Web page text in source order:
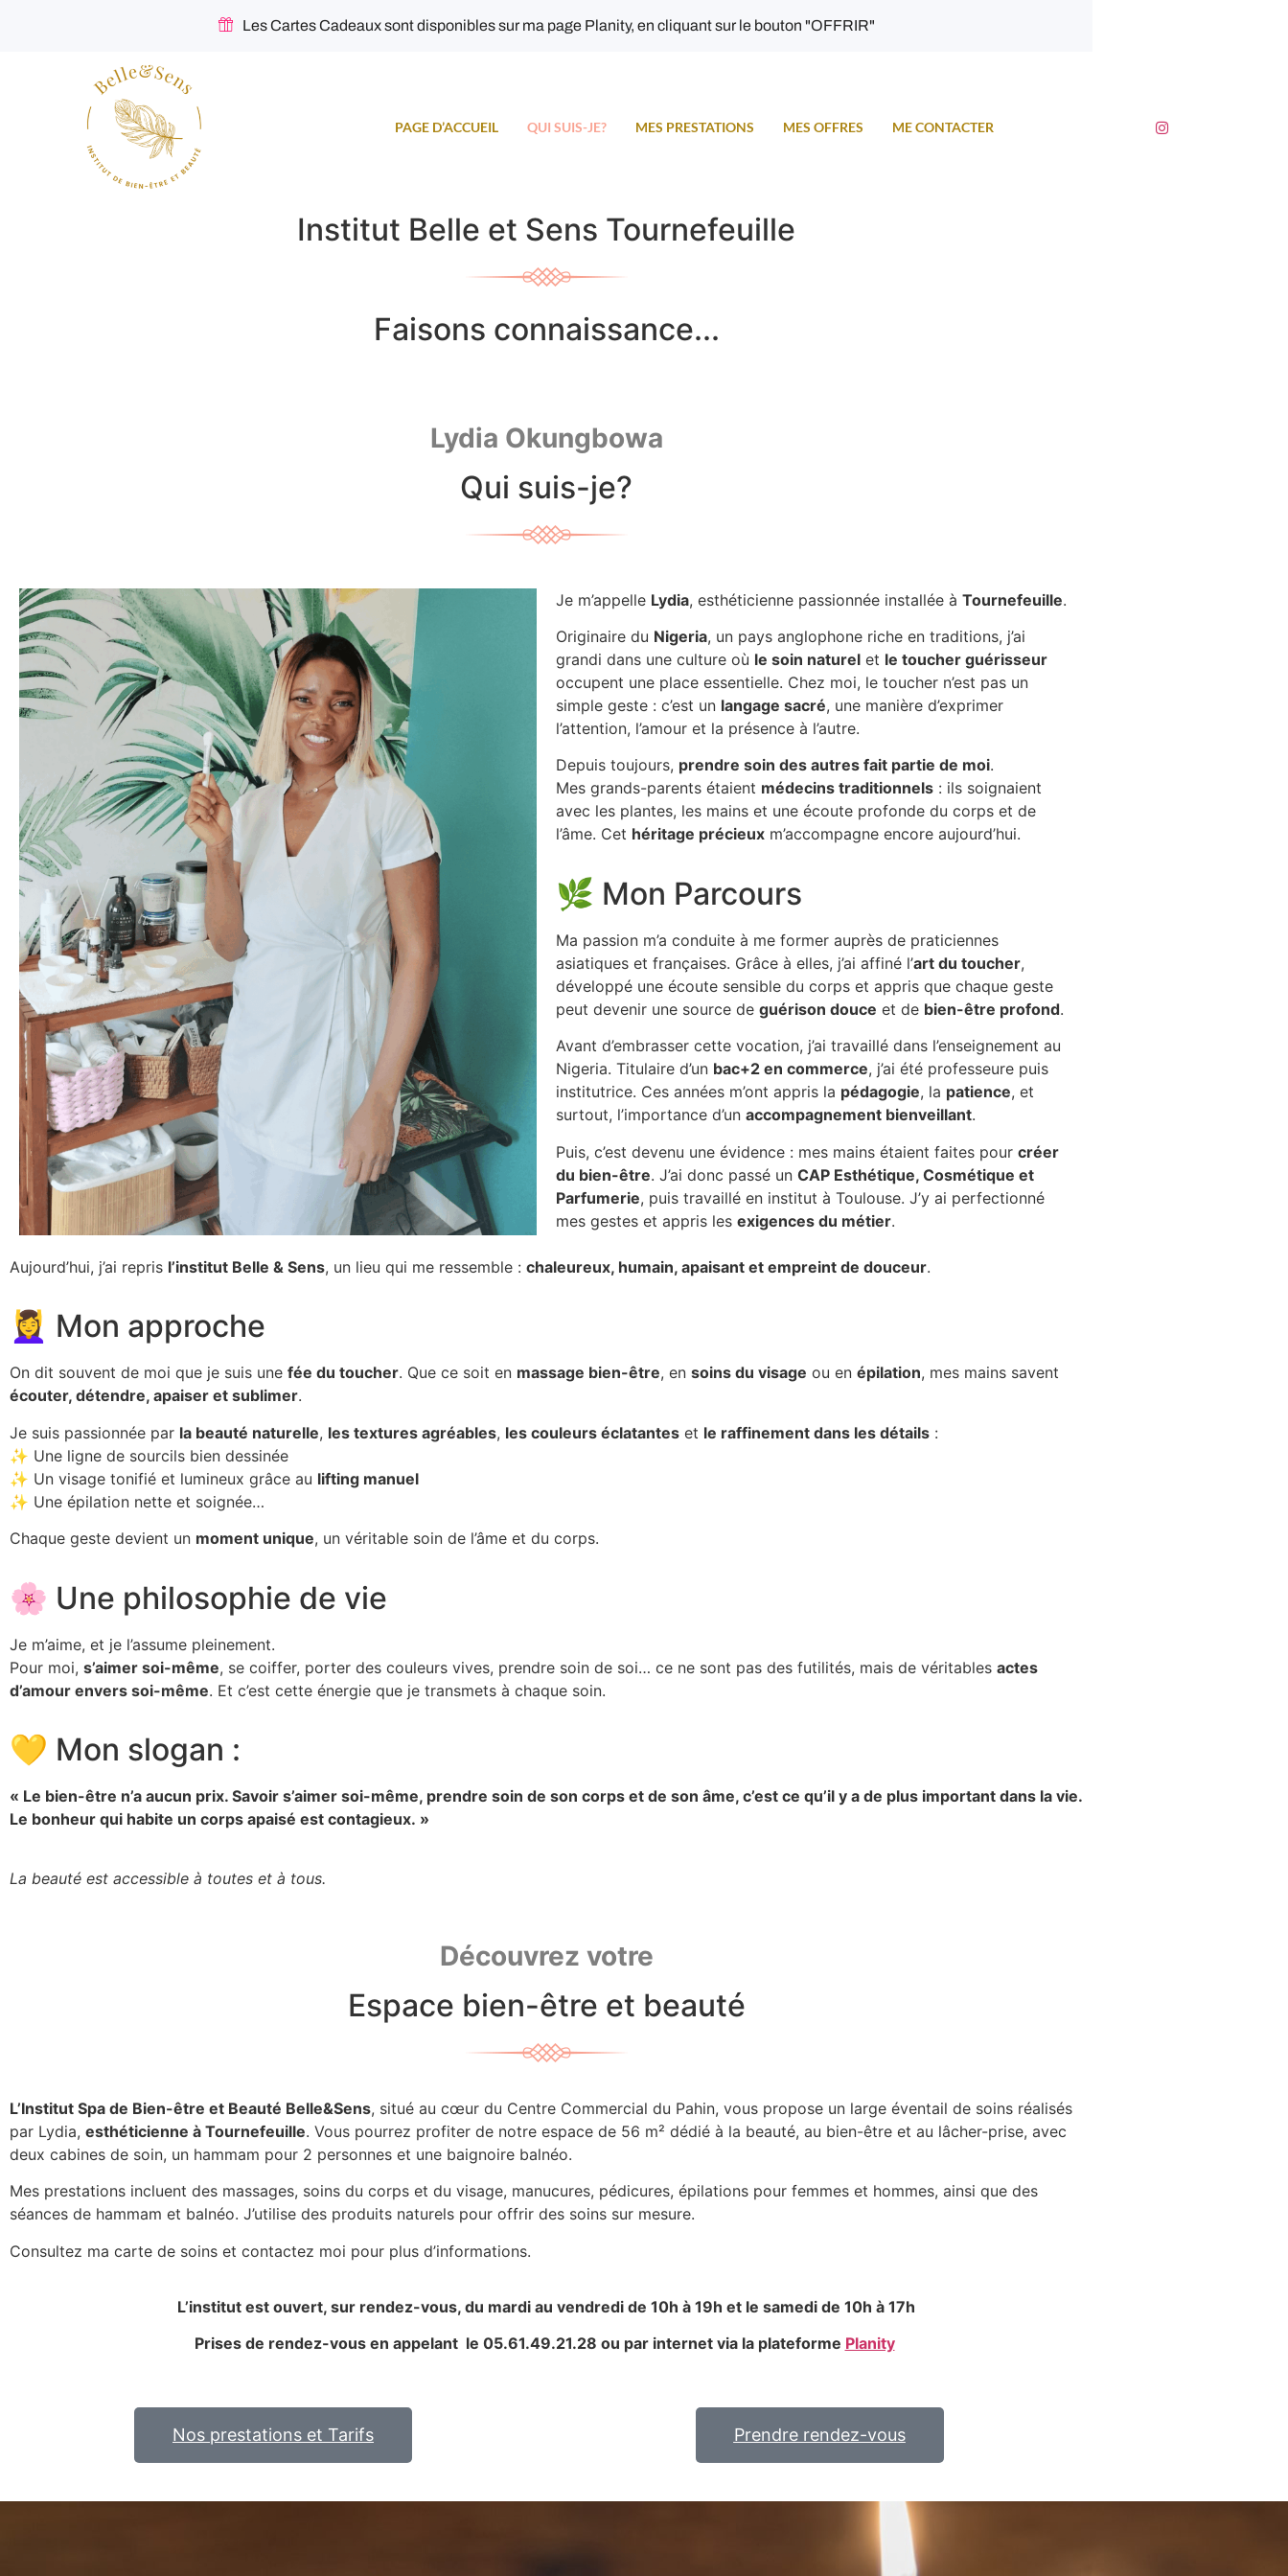
Les Cartes Cadeaux sont disponibles sur ma page Planity, en cliquant sur le bouton "OFFRIR"
PAGE D’ACCUEIL QUI SUIS-JE? MES PRESTATIONS MES OFFRES ME CONTACTER
Institut Belle et Sens Tournefeuille
Faisons connaissance...
Lydia Okungbowa
Qui suis-je?
Je m’appelle Lydia, esthéticienne passionnée installée à Tournefeuille.
Originaire du Nigeria, un pays anglophone riche en traditions, j’ai
grandi dans une culture où le soin naturel et le toucher guérisseur
occupent une place essentielle. Chez moi, le toucher n’est pas un
simple geste : c’est un langage sacré, une manière d’exprimer
l’attention, l’amour et la présence à l’autre.
Depuis toujours, prendre soin des autres fait partie de moi.
Mes grands-parents étaient médecins traditionnels : ils soignaient
avec les plantes, les mains et une écoute profonde du corps et de
l’âme. Cet héritage précieux m’accompagne encore aujourd’hui.
🌿 Mon Parcours
Ma passion m’a conduite à me former auprès de praticiennes
asiatiques et françaises. Grâce à elles, j’ai affiné l’art du toucher,
développé une écoute sensible du corps et appris que chaque geste
peut devenir une source de guérison douce et de bien-être profond.
Avant d’embrasser cette vocation, j’ai travaillé dans l’enseignement au
Nigeria. Titulaire d’un bac+2 en commerce, j’ai été professeure puis
institutrice. Ces années m’ont appris la pédagogie, la patience, et
surtout, l’importance d’un accompagnement bienveillant.
Puis, c’est devenu une évidence : mes mains étaient faites pour créer
du bien-être. J’ai donc passé un CAP Esthétique, Cosmétique et
Parfumerie, puis travaillé en institut à Toulouse. J’y ai perfectionné
mes gestes et appris les exigences du métier.
Aujourd’hui, j’ai repris l’institut Belle & Sens, un lieu qui me ressemble : chaleureux, humain, apaisant et empreint de douceur.
💆‍♀️ Mon approche
On dit souvent de moi que je suis une fée du toucher. Que ce soit en massage bien-être, en soins du visage ou en épilation, mes mains savent
écouter, détendre, apaiser et sublimer.
Je suis passionnée par la beauté naturelle, les textures agréables, les couleurs éclatantes et le raffinement dans les détails :
✨ Une ligne de sourcils bien dessinée
✨ Un visage tonifié et lumineux grâce au lifting manuel
✨ Une épilation nette et soignée…
Chaque geste devient un moment unique, un véritable soin de l’âme et du corps.
🌸 Une philosophie de vie
Je m’aime, et je l’assume pleinement.
Pour moi, s’aimer soi-même, se coiffer, porter des couleurs vives, prendre soin de soi… ce ne sont pas des futilités, mais de véritables actes
d’amour envers soi-même. Et c’est cette énergie que je transmets à chaque soin.
💛 Mon slogan :
« Le bien-être n’a aucun prix. Savoir s’aimer soi-même, prendre soin de son corps et de son âme, c’est ce qu’il y a de plus important dans la vie.
Le bonheur qui habite un corps apaisé est contagieux. »
La beauté est accessible à toutes et à tous.
Découvrez votre
Espace bien-être et beauté
L’Institut Spa de Bien-être et Beauté Belle&Sens, situé au cœur du Centre Commercial du Pahin, vous propose un large éventail de soins réalisés
par Lydia, esthéticienne à Tournefeuille. Vous pourrez profiter de notre espace de 56 m² dédié à la beauté, au bien-être et au lâcher-prise, avec
deux cabines de soin, un hammam pour 2 personnes et une baignoire balnéo.
Mes prestations incluent des massages, soins du corps et du visage, manucures, pédicures, épilations pour femmes et hommes, ainsi que des
séances de hammam et balnéo. J’utilise des produits naturels pour offrir des soins sur mesure.
Consultez ma carte de soins et contactez moi pour plus d’informations.
L’institut est ouvert, sur rendez-vous, du mardi au vendredi de 10h à 19h et le samedi de 10h à 17h
Prises de rendez-vous en appelant le 05.61.49.21.28 ou par internet via la plateforme Planity
Nos prestations et Tarifs Prendre rendez-vous